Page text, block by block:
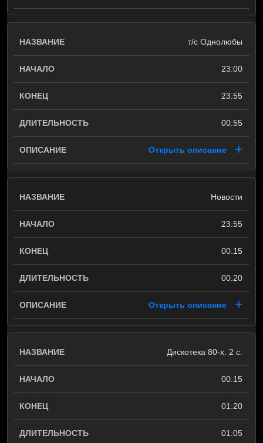
т/с Однолюбы
23:00
23:55
00:55
Открыть описание
Новости
23:55
00:15
00:20
Открыть описание
Дискотека 80-х. 2 с.
00:15
01:20
01:05